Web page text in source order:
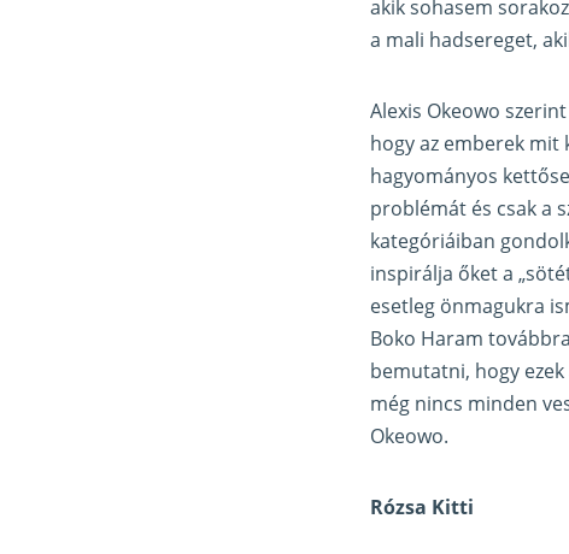
akik sohasem
a mali hadsereget,
Alexis Okeowo
hogy az emberek mit
hagyományos
problémát és csak a
kategóriáiban
inspirálja őket a
esetleg önmagukra
Boko Haram
bemutatni, hogy
még nincs minden
Okeowo.
Rózsa Kitti